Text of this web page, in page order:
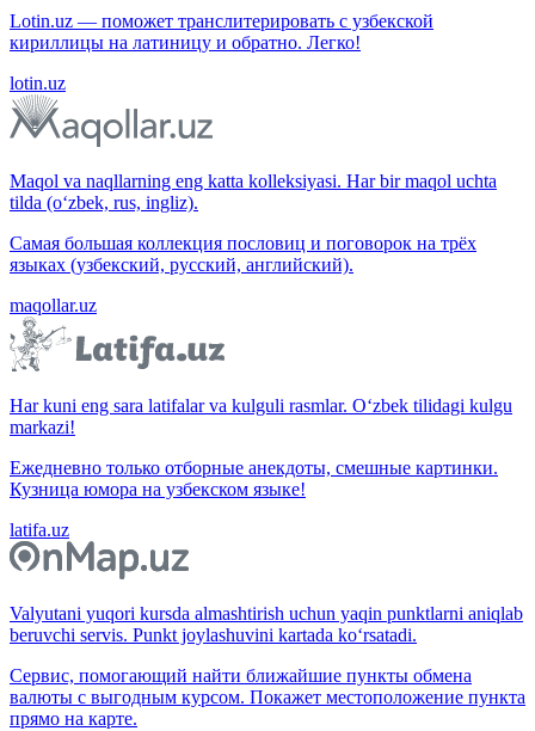
Lotin.uz — поможет транслитерировать с узбекской
кириллицы на латиницу и обратно. Легко!
lotin.uz
Maqol va naqllarning eng katta kolleksiyasi. Har bir maqol uchta
tilda (o‘zbek, rus, ingliz).
Самая большая коллекция пословиц и поговорок на трёх
языках (узбекский, русский, английский).
maqollar.uz
Har kuni eng sara latifalar va kulguli rasmlar. O‘zbek tilidagi kulgu
markazi!
Ежедневно только отборные анекдоты, смешные картинки.
Кузница юмора на узбекском языке!
latifa.uz
Valyutani yuqori kursda almashtirish uchun yaqin punktlarni aniqlab
beruvchi servis. Punkt joylashuvini kartada ko‘rsatadi.
Сервис, помогающий найти ближайшие пункты обмена
валюты с выгодным курсом. Покажет местоположение пункта
прямо на карте.